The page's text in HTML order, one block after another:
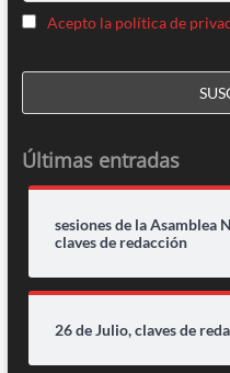
Acepto la política de
Últimas entradas
sesiones de la Asamblea
claves de redacción
26 de Julio, claves de